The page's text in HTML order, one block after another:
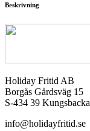
Beskrivning
Holiday Fritid AB
Borgås Gårdsväg 15
S-434 39 Kungsbacka
info@holidayfritid.se